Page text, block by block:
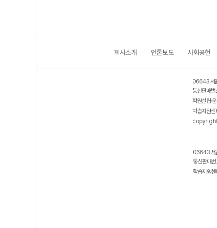
회사소개 언론보도 사회공헌
06643 서
통신판매
학원설립·
학습지원
06643 서
통신판매
학습지원